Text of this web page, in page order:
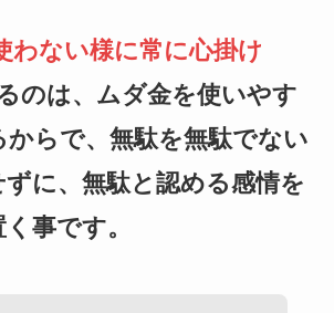
わない様に常に心掛け
のは、ムダ金を使いやす
からで、無駄を無駄でない
ずに、無駄と認める感情を
事です。